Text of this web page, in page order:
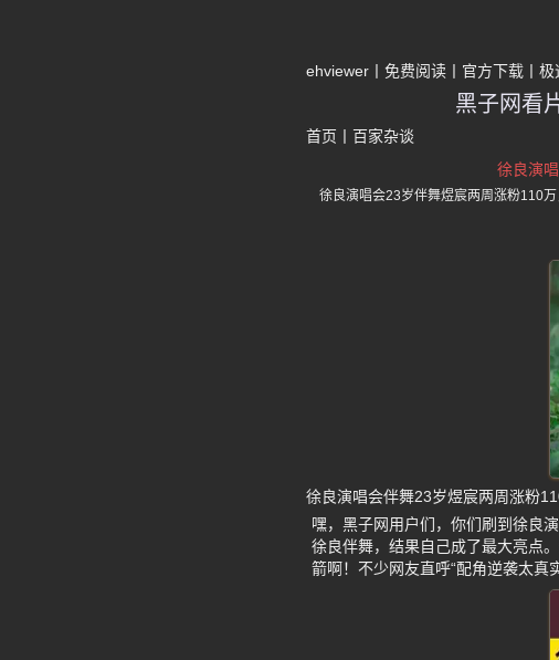
ehviewer 免费阅读 官方下载 极
黑子网看
首页 百家杂谈
徐良演
徐良演唱会23岁伴舞煜宸两周涨粉110
徐良演唱会伴舞23岁煜宸两周涨粉
嘿，黑子网用户们，你们刷到徐良
徐良伴舞，结果自己成了最大亮点
箭啊！不少网友直呼“配角逆袭太真